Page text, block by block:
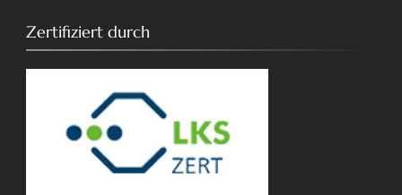
Zertifiziert durch